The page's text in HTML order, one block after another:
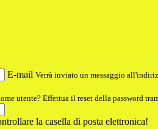
E-mail Verrà inviato un messaggio
utente? Effettua il reset della password
la casella di posta elettronica!